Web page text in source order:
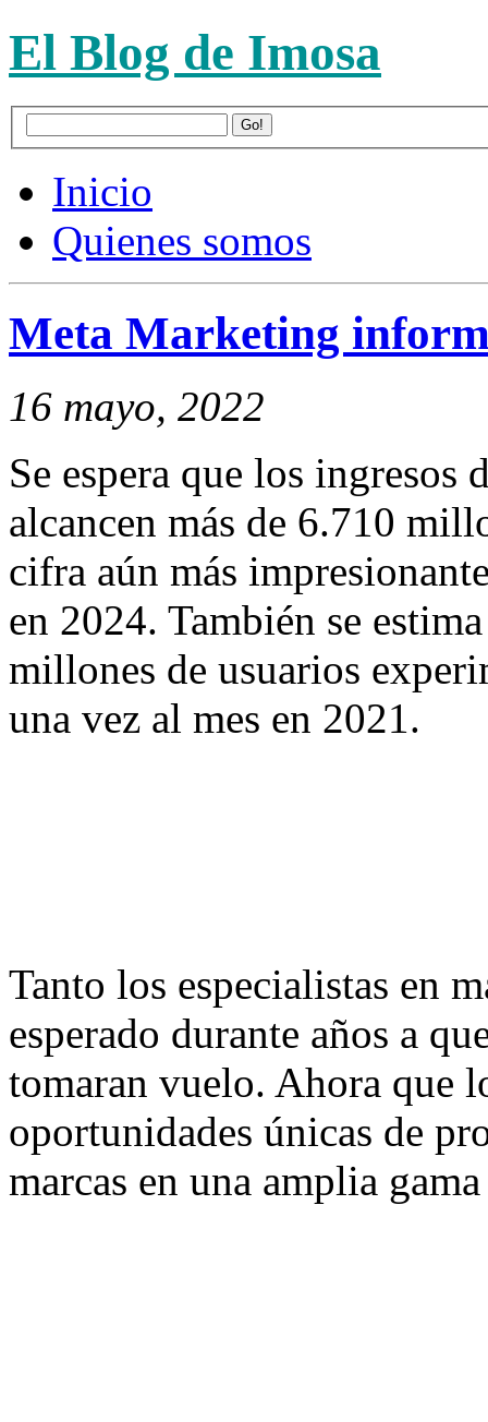
El Blog de Imosa
Inicio
Quienes somos
Meta Marketing
16 mayo, 2022
Se espera que los
alcancen más de 6.710
cifra aún más
en 2024. También se
millones de usuarios
una vez al mes en 2021.
Tanto los especialistas en
esperado durante años a
tomaran vuelo. Ahora que
oportunidades únicas de
marcas en una amplia